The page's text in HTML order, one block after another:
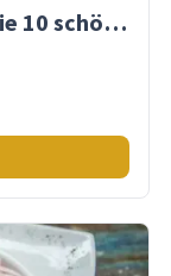
Peru Sehenswürdigkeiten — die 10 schönsten Orte